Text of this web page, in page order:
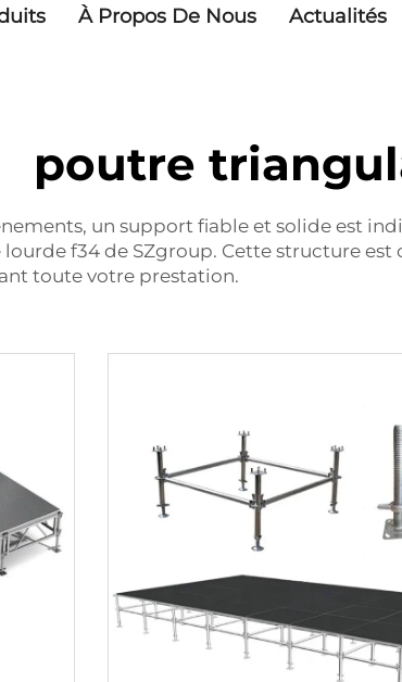
À Propos De Nous Actualités
poutre
un support fiable et solide est
lourde f34 de SZgroup. Cette structure
toute votre prestation.